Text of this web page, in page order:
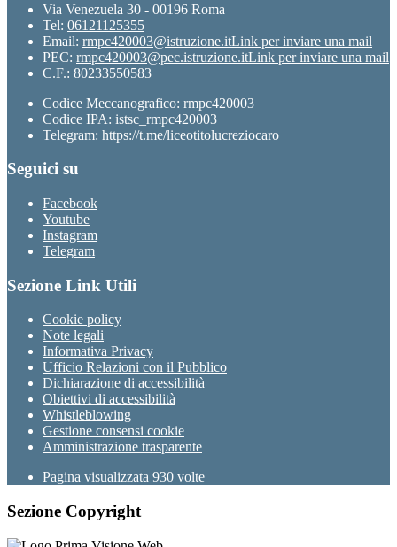
Via Venezuela 30 - 00196 Roma
Tel: 06121125355
Email: rmpc420003@istruzione.itLink per inviare una mail
PEC: rmpc420003@pec.istruzione.itLink per inviare una mail
C.F.: 80233550583
Codice Meccanografico: rmpc420003
Codice IPA: istsc_rmpc420003
Telegram: https://t.me/liceotitolucreziocaro
Seguici su
Facebook
Youtube
Instagram
Telegram
Sezione Link Utili
Cookie policy
Note legali
Informativa Privacy
Ufficio Relazioni con il Pubblico
Dichiarazione di accessibilità
Obiettivi di accessibilità
Whistleblowing
Gestione consensi cookie
Amministrazione trasparente
Pagina visualizzata 930 volte
Sezione Copyright